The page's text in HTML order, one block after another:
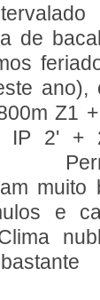
de
ano),
Z1
IP 2' +
muito
e